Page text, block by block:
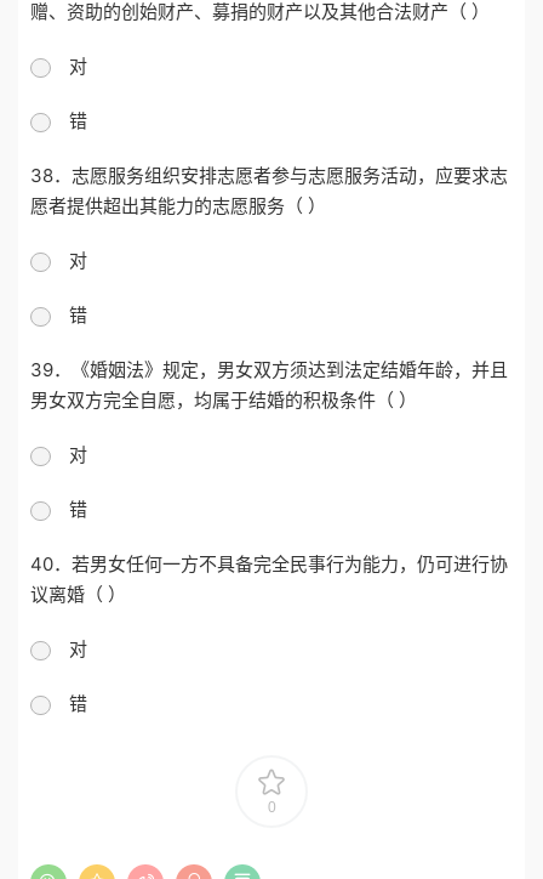
赠、资助的创始财产、募捐的财产以及其他合法财产（ ）
对
错
38．志愿服务组织安排志愿者参与志愿服务活动，应要求志
愿者提供超出其能力的志愿服务（ ）
对
错
39．《婚姻法》规定，男女双方须达到法定结婚年龄，并且
男女双方完全自愿，均属于结婚的积极条件（ ）
对
错
40．若男女任何一方不具备完全民事行为能力，仍可进行协
议离婚（ ）
对
错
0